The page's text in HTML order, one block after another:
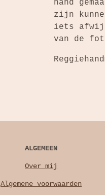
hand
zijn
iets
van de
ALGEMEEN
Over mij
Algemene voorwaarden